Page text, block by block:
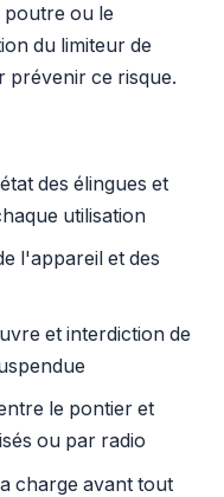
poutre ou le
du limiteur de
prévenir ce risque.
des élingues et
utilisation
l'appareil et des
et interdiction de
le pontier et
ou par radio
charge avant tout